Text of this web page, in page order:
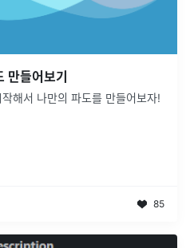
만들어보기
해서 나만의 파도를 만들어보자!
85